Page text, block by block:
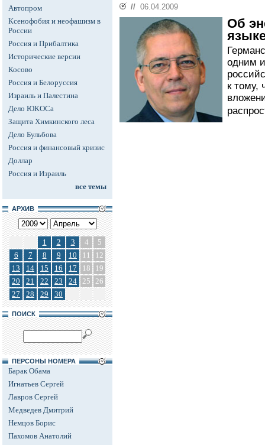
Автопром
Ксенофобия и неофашизм в
России
Россия и Прибалтика
Исторические версии
Косово
Россия и Белоруссия
Израиль и Палестина
Дело ЮКОСа
Защита Химкинского леса
Дело Бульбова
Россия и финансовый кризис
Доллар
Россия и Израиль
все темы
АРХИВ
1 2 3 4
5
6
7 8 9 10 11
12
13
14 15 16 17 18
19
20
21 22 23 24 25 26
27
28 29 30
ПОИСК
ПЕРСОНЫ НОМЕРА
Барак Обама
Игнатьев Сергей
Лавров Сергей
Медведев Дмитрий
Немцов Борис
Пахомов Анатолий
// 06.04.2009
Об
одним
к тому,